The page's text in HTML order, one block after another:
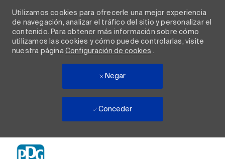
Utilizamos cookies para ofrecerle una mejor experiencia
de navegación, analizar el tráfico del sitio y personalizar el
contenido. Para obtener más información sobre cómo
utilizamos las cookies y cómo puede controlarlas, visite
nuestra página Configuración de cookies .
Negar
Conceder